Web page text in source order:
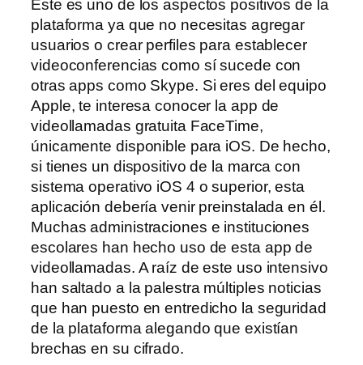
Este es uno de los aspectos positivos de la
plataforma ya que no necesitas agregar
usuarios o crear perfiles para establecer
videoconferencias como sí sucede con
otras apps como Skype. Si eres del equipo
Apple, te interesa conocer la app de
videollamadas gratuita FaceTime,
únicamente disponible para iOS. De hecho,
si tienes un dispositivo de la marca con
sistema operativo iOS 4 o superior, esta
aplicación debería venir preinstalada en él.
Muchas administraciones e instituciones
escolares han hecho uso de esta app de
videollamadas. A raíz de este uso intensivo
han saltado a la palestra múltiples noticias
que han puesto en entredicho la seguridad
de la plataforma alegando que existían
brechas en su cifrado.